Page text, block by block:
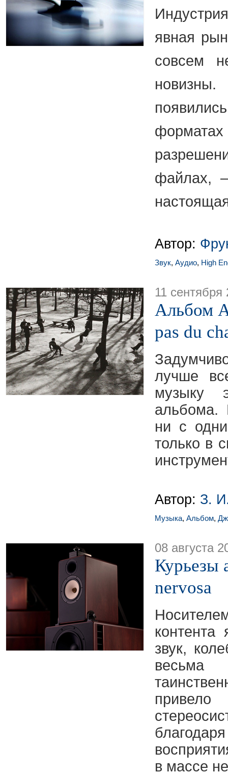
явная
совсем
файлах,
Автор:
Звук, Аудио, High
11 сентября
Альбом
pas du
лучше
музыку
альбома.
ни с
только в
Автор: З.
Музыка, Альбом,
08 августа
Курьезы
nervosa
контента
звук,
в массе